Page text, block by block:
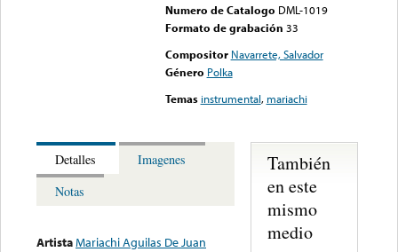
Numero de Catalogo DML-1019
Formato de grabación 33
Compositor Navarrete, Salvador
Género Polka
Temas instrumental, mariachi
Detalles
Imagenes
Notas
ArtistaMariachi Aguilas De Juan
También
en este
mismo
medio